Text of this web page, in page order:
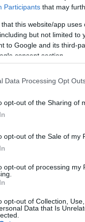
Participants that may
that this website/app
but not limited to
to Google and its third-
consent section.
Data Processing Opt
opt-out of the Sharing of
opt-out of the Sale of my
opt-out of processing my
opt-out of Collection,
Data that Is